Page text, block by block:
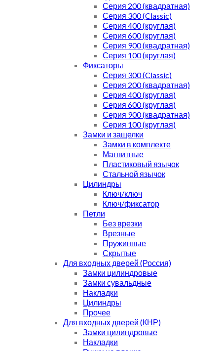
Серия 200 (квадратная)
Серия 300 (Classic)
Серия 400 (круглая)
Серия 600 (круглая)
Серия 900 (квадратная)
Серия 100 (круглая)
Фиксаторы
Серия 300 (Classic)
Серия 200 (квадратная)
Серия 400 (круглая)
Серия 600 (круглая)
Серия 900 (квадратная)
Серия 100 (круглая)
Замки и защелки
Замки в комплекте
Магнитные
Пластиковый язычок
Стальной язычок
Цилиндры
Ключ/ключ
Ключ/фиксатор
Петли
Без врезки
Врезные
Пружинные
Скрытые
Для входных дверей (Россия)
Замки цилиндровые
Замки сувальдные
Накладки
Цилиндры
Прочее
Для входных дверей (КНР)
Замки цилиндровые
Накладки